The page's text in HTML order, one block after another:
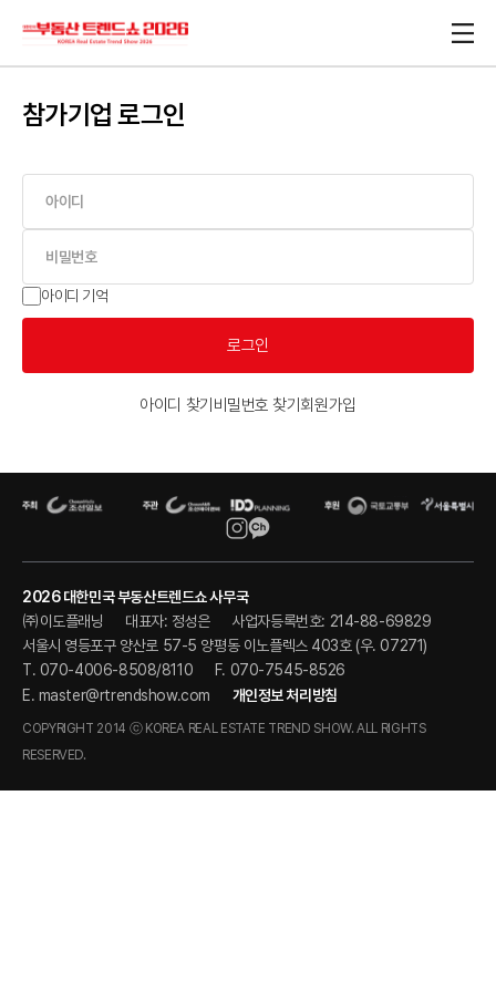
참가기업 로그인
아이디 기억
로그인
아이디 찾기 비밀번호 찾기 회원가입
2026 대한민국 부동산트렌드쇼 사무국
㈜이도플래닝
대표자: 정성은
사업자등록번호: 214-88-69829
서울시 영등포구 양산로 57-5 양평동 이노플렉스 403호 (우. 07271)
T. 070-4006-8508/8110
F. 070-7545-8526
E. master@rtrendshow.com 개인정보 처리방침
COPYRIGHT 2014 ⓒ KOREA REAL ESTATE TREND SHOW. ALL RIGHTS
RESERVED.